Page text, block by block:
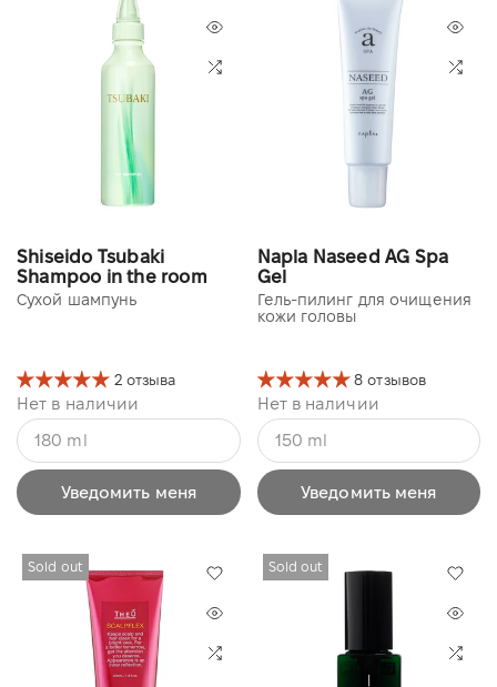
Shiseido Tsubaki
Shampoo in the room
Сухой шампунь
2 отзыва
Нет в наличии
180 ml
Уведомить меня
Napla Naseed AG Spa
Gel
Гель-пилинг для очищения
кожи головы
8 отзывов
Нет в наличии
150 ml
Уведомить меня
Sold out Sold out